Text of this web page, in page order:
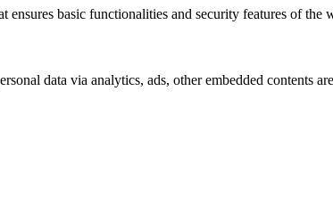
basic functionalities and security features of the
data via analytics, ads, other embedded contents